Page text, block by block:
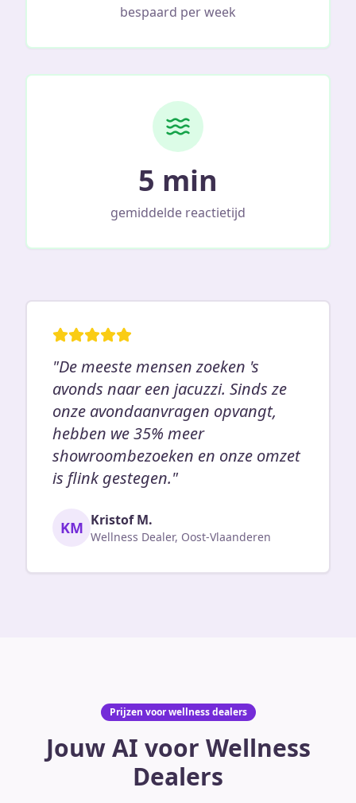
bespaard per week
5 min
gemiddelde reactietijd
"De meeste mensen zoeken 's
avonds naar een jacuzzi. Sinds ze
onze avondaanvragen opvangt,
hebben we 35% meer
showroombezoeken en onze omzet
is flink gestegen."
KM Kristof M.
Wellness Dealer, Oost-Vlaanderen
Prijzen voor wellness dealers
Jouw AI voor Wellness
Dealers